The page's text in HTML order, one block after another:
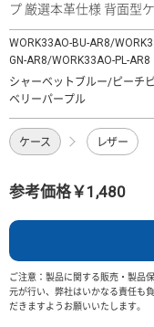
プ 厳選本革仕様 背面型
WORK33AO-BU-AR8/
GN-AR8/WORK33AO-PL-AR8
シャーベットブルー/ピーチ
ベリーパープル
ケース レザー
参考価格￥1,480
ご注意：製品に関する販売・製品
元が行い、弊社はいかなる責任も
だきますようお願いいたします。